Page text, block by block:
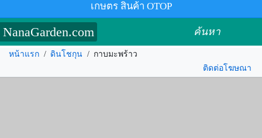
เกษตร สินค้า OTOP
NanaGarden.com ค้นหา
หน้าแรก / ดินโชกุน / กาบมะพร้าว
ติดต่อโฆษณา